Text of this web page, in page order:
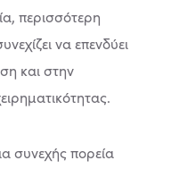
περισσότερη
να επενδύει
και στην
συνεχής πορεία